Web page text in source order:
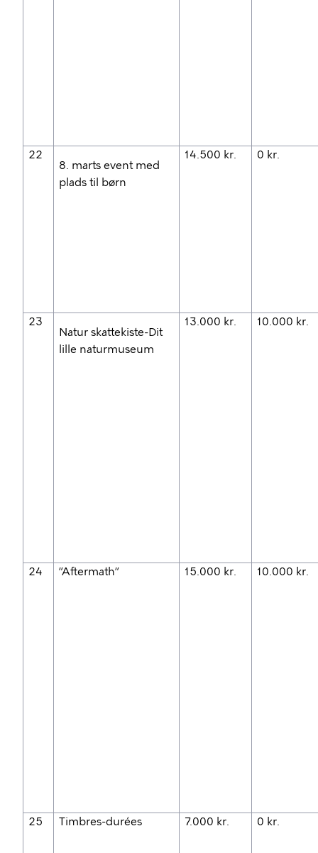
22
8. marts event med
plads til børn
14.500 kr. 0 kr.
23
Natur skattekiste-Dit
lille naturmuseum
13.000 kr. 10.000 kr.
24 ”Aftermath” 15.000 kr. 10.000 kr.
25 Timbres-durées 7.000 kr. 0 kr.